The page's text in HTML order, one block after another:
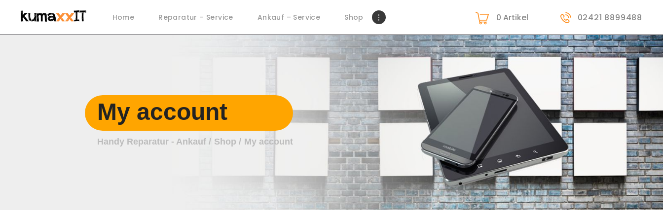
Home Reparatur – Service Ankauf – Service Shop 0 Artikel 02421 8899488
My account
Handy Reparatur - Ankauf Shop My account
HOME
REPARATUR –
SERVICE
ANKAUF – SERVICE
SHOP
KONTAKT
KLEINANZEIGEN